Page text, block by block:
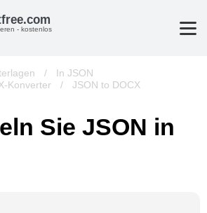
- kostenlos
/
In JSON
Konverter / JSON to DOCX
Sie JSON in